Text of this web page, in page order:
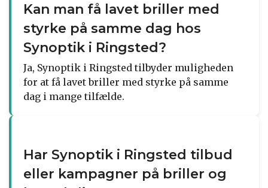
Kan man få lavet briller med
styrke på samme dag hos
Synoptik i Ringsted?
Ja, Synoptik i Ringsted tilbyder muligheden
for at få lavet briller med styrke på samme
dag i mange tilfælde.
Har Synoptik i Ringsted tilbud
eller kampagner på briller og